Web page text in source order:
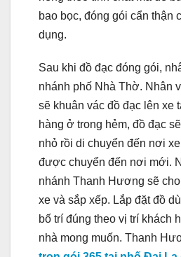
bao bọc, đóng gói cẩn thận
dụng.
Sau khi đồ đạc đóng gói,
nhánh phố Nhà Thờ. Nhân
sẽ khuân vác đồ đạc lên xe
hàng ở trong hẻm, đồ đạc
nhỏ rồi di chuyển đến nơi
được chuyển đến nơi mới.
nhánh Thanh Hương sẽ
xe và sắp xếp. Lắp đặt đồ
bố trí đúng theo vị trí khách
nhà mong muốn. Thanh